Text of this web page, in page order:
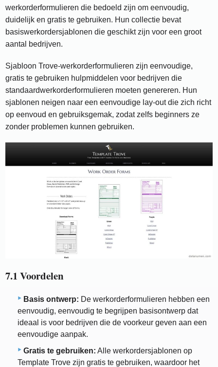
werkorderformulieren die bedoeld zijn om eenvoudig,
duidelijk en gratis te gebruiken. Hun collectie bevat
basiswerkordersjablonen die geschikt zijn voor een groot
aantal bedrijven.
Sjabloon Trove-werkorderformulieren zijn eenvoudige,
gratis te gebruiken hulpmiddelen voor bedrijven die
standaardwerkorderformulieren moeten genereren. Hun
sjablonen neigen naar een eenvoudige lay-out die zich richt
op eenvoud en gebruiksgemak, zodat zelfs beginners ze
zonder problemen kunnen gebruiken.
7.1 Voordelen
Basis ontwerp: De werkorderformulieren hebben een
eenvoudig, eenvoudig te begrijpen basisontwerp dat
ideaal is voor bedrijven die de voorkeur geven aan een
eenvoudige aanpak.
Gratis te gebruiken: Alle werkordersjablonen op
Template Trove zijn gratis te gebruiken, waardoor het